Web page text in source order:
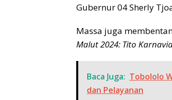
Gubernur 04 Sherly
Massa juga
Malut 2024: Tito
Baca Juga: Tobololo
dan Pelayanan